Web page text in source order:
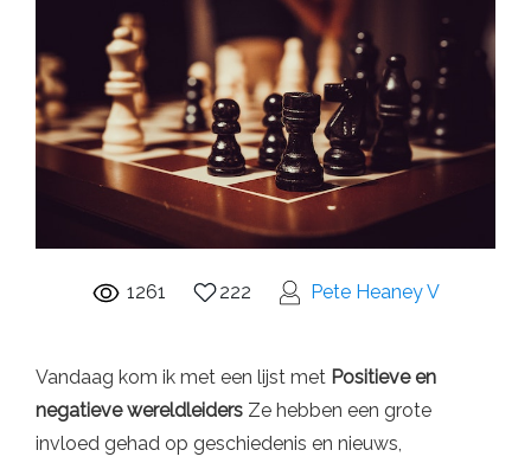
1261 222 Pete Heaney V
Vandaag kom ik met een lijst met Positieve en
negatieve wereldleiders Ze hebben een grote
invloed gehad op geschiedenis en nieuws,